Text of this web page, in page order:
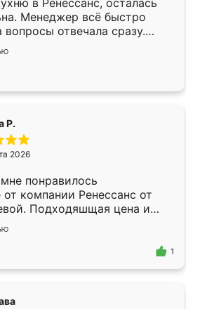
в Ренессанс, осталась
Менеджер всё быстро
вопросы отвечала сразу.
в субботу, подошёл к
ответственностью. Собрали
работали аккуратно, даже
Р.
2026
понравилось
компании Ренессанс от
Подходяшщая цена и
изготовления. Приехавший
Владислав
моему эскизу самый
1